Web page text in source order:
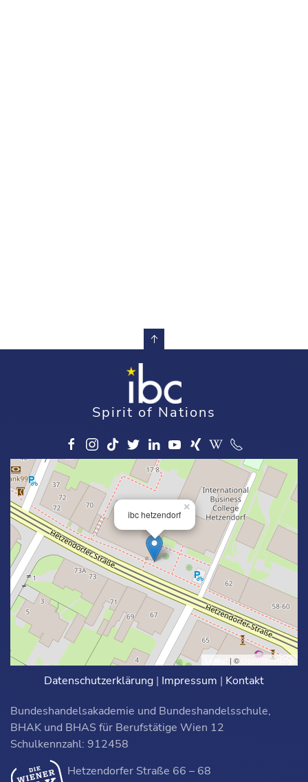
Spirit of Nations
ibc hetzendorf
×
Leaflet | © OpenStreetMap
Datenschutzerklärung | Impressum | Kontakt
Bundeshandelsakademie und Bundeshandelsschule,
BHAK und BHAS für Berufstätige Wien 12
Schulkennzahl: 912458
Hetzendorfer Straße 66 – 68